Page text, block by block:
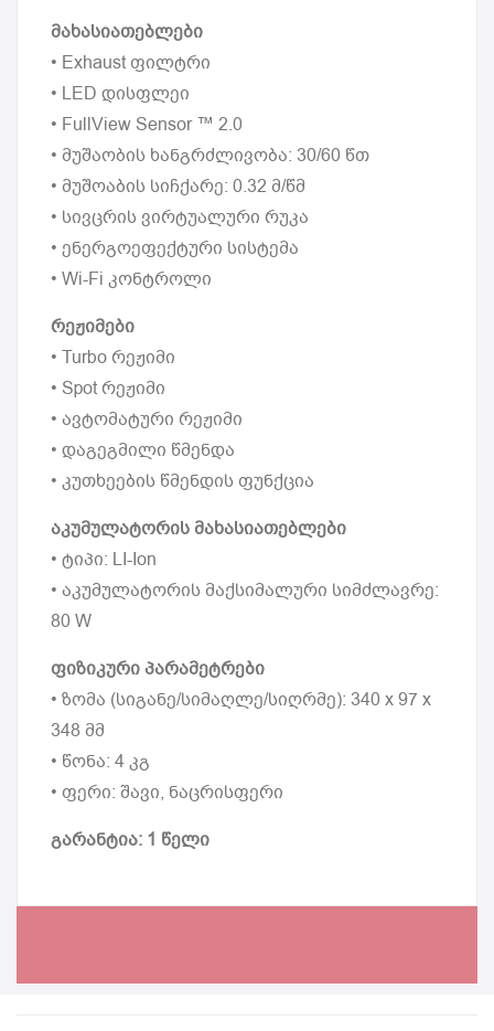
მახასიათებლები
• Exhaust ფილტრი
• LED დისფლეი
• FullView Sensor ™ 2.0
• მუშაობის ხანგრძლივობა: 30/60 წთ
• მუშოაბის სიჩქარე: 0.32 მ/წმ
• სივცრის ვირტუალური რუკა
• ენერგოეფექტური სისტემა
• Wi-Fi კონტროლი
რეჟიმები
• Turbo რეჟიმი
• Spot რეჟიმი
• ავტომატური რეჟიმი
• დაგეგმილი წმენდა
• კუთხეების წმენდის ფუნქცია
აკუმულატორის მახასიათებლები
• ტიპი: LI-Ion
• აკუმულატორის მაქსიმალური სიმძლავრე:
80 W
ფიზიკური პარამეტრები
• ზომა (სიგანე/სიმაღლე/სიღრმე): 340 x 97 x
348 მმ
• წონა: 4 კგ
• ფერი: შავი, ნაცრისფერი
გარანტია: 1 წელი